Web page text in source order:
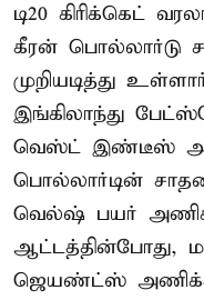
டி20 கிரிக்கெட்
கீரன்
முறியடித்து
இங்கிலாந்து
வெஸ்ட் இண்டீஸ்
பொல்லார்டின்
வெல்ஷ் பயர்
ஆட்டத்தின்போது,
ஜெயண்ட்ஸ்